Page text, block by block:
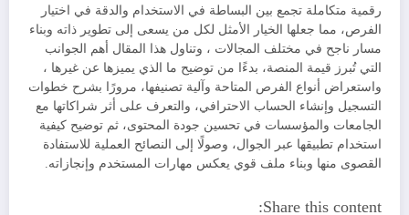
رقمية متكاملة تجمع بين البساطة في الاستخدام والدقة في اختيار
الفرص، مما جعلها الخيار الأمثل لكل من يسعى إلى تطوير ذاته وبناء
مسار ناجح في مختلف المجالات ، وتناول هذا المقال أهم الجوانب
التي تُبرز قيمة المنصة، بدءًا من توضيح ما الذي يميزها عن غيرها ،
واستعراض أنواع الفرص المتاحة وآلية تصنيفها، مرورًا بشرح خطوات
التسجيل وإنشاء الحساب الاحترافي، والتعرف على أثر شراكاتها مع
الجامعات والمؤسسات في تحسين جودة المحتوى، ثم توضيح كيفية
استخدام تطبيقها عبر الجوال، وصولًا إلى النصائح العملية للاستفادة
القصوى منها وبناء ملف قوي يعكس مهارات المستخدم وإنجازاته.
Share this content: